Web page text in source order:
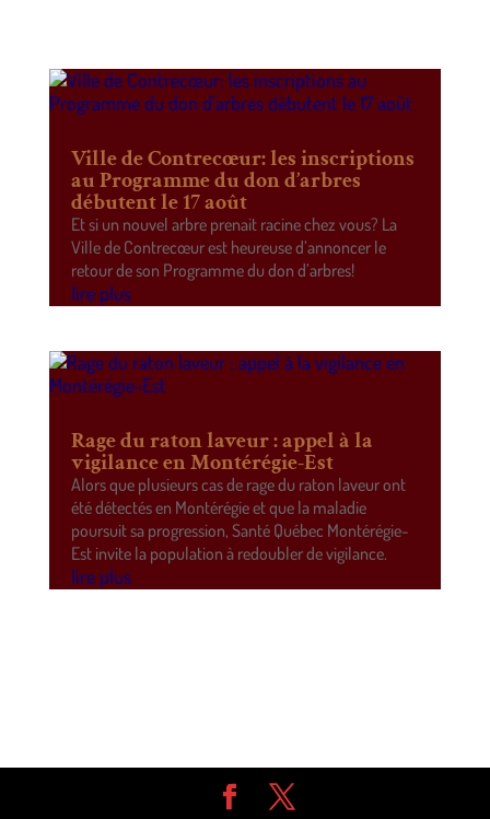
Ville de Contrecœur: les inscriptions
au Programme du don d’arbres
débutent le 17 août
Et si un nouvel arbre prenait racine chez vous? La
Ville de Contrecœur est heureuse d’annoncer le
retour de son Programme du don d’arbres!
lire plus
Rage du raton laveur : appel à la
vigilance en Montérégie-Est
Alors que plusieurs cas de rage du raton laveur ont
été détectés en Montérégie et que la maladie
poursuit sa progression, Santé Québec Montérégie-
Est invite la population à redoubler de vigilance.
lire plus